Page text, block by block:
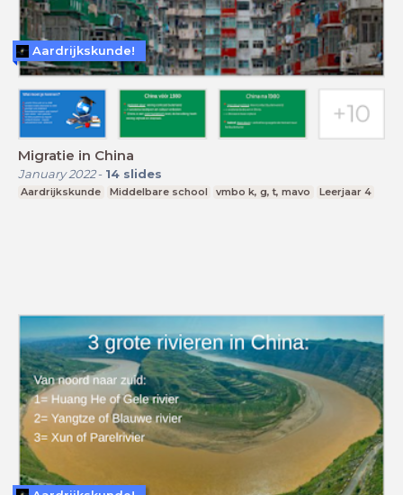
Migratie in China
January 2022- 14 slides
Aardrijkskunde Middelbare school vmbo k, g, t, mavo Leerjaar 4
Aardrijkskunde!